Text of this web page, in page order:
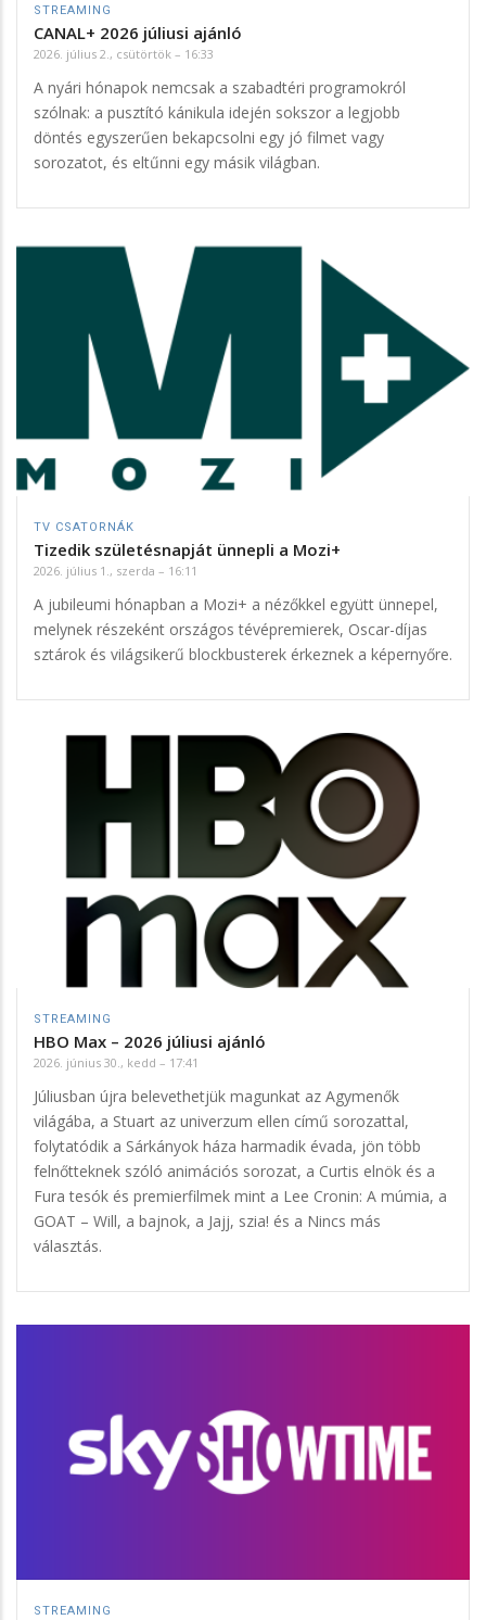
STREAMING
CANAL+ 2026 júliusi ajánló
2026. július 2., csütörtök – 16:33
A nyári hónapok nemcsak a szabadtéri programokról
szólnak: a pusztító kánikula idején sokszor a legjobb
döntés egyszerűen bekapcsolni egy jó filmet vagy
sorozatot, és eltűnni egy másik világban.
TV CSATORNÁK
Tizedik születésnapját ünnepli a Mozi+
2026. július 1., szerda – 16:11
A jubileumi hónapban a Mozi+ a nézőkkel együtt ünnepel,
melynek részeként országos tévépremierek, Oscar-díjas
sztárok és világsikerű blockbusterek érkeznek a képernyőre.
STREAMING
HBO Max – 2026 júliusi ajánló
2026. június 30., kedd – 17:41
Júliusban újra belevethetjük magunkat az Agymenők
világába, a Stuart az univerzum ellen című sorozattal,
folytatódik a Sárkányok háza harmadik évada, jön több
felnőtteknek szóló animációs sorozat, a Curtis elnök és a
Fura tesók és premierfilmek mint a Lee Cronin: A múmia, a
GOAT – Will, a bajnok, a Jajj, szia! és a Nincs más
választás.
STREAMING